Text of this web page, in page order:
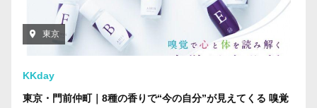
東京
KKday
東京・門前仲町｜8種の香りで“今の自分”が見えてくる 嗅覚